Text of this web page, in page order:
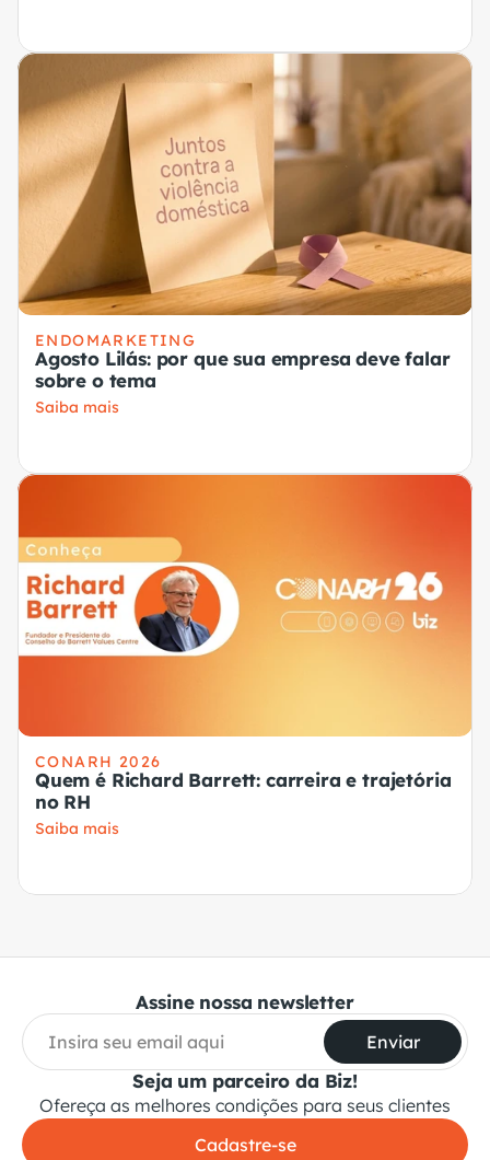
ENDOMARKETING
Agosto Lilás: por que sua empresa deve falar
sobre o tema
Saiba mais
CONARH 2026
Quem é Richard Barrett: carreira e trajetória
no RH
Saiba mais
Assine nossa newsletter
Enviar
Seja um parceiro da Biz!
Ofereça as melhores condições para seus clientes
Cadastre-se